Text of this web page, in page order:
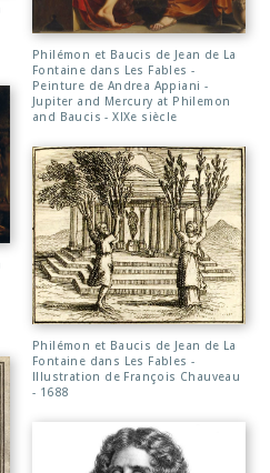
Philémon et Baucis de Jean de La
Fontaine dans Les Fables -
Peinture de Andrea Appiani -
Jupiter and Mercury at Philemon
and Baucis - XIXe siècle
Philémon et Baucis de Jean de La
Fontaine dans Les Fables -
Illustration de François Chauveau
- 1688